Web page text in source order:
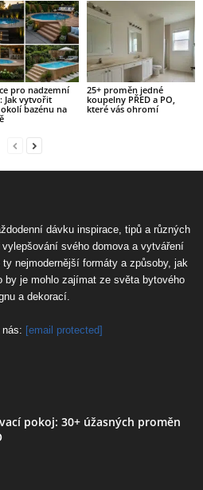
pro nadzemní
Jak vytvořit
bazénu na
25+ proměn jedné
koupelny PŘED a PO,
které vás ohromí
dávku inspirace, tipů a různých
svého domova a vytváření
nejmodernější formáty a způsoby, jak
by je mohlo zajímat ze světa bytového
a dekorací.
nás: [email protected]
pokoj: 30+ úžasných proměn